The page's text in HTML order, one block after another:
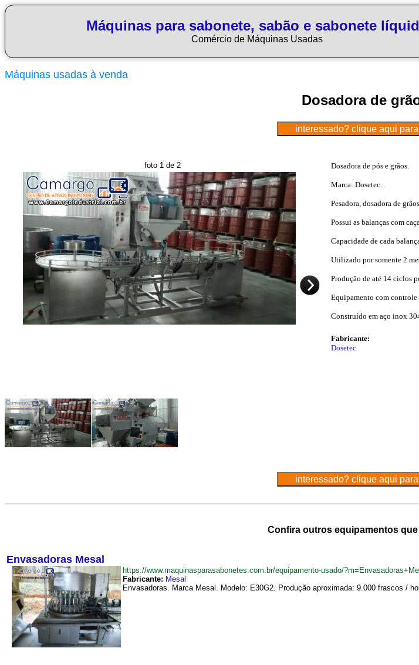
Máquinas para sabonete, sabão e sabonete
Comércio de Máquinas Usadas
Máquinas usadas à venda
Dosadora de
foto 1 de 2 Dosadora de pós e grãos.
Marca: Dosetec.
Pesadora, dosadora de
Possui as balanças com
Capacidade de cada
Utilizado por somente 2
Produção de até 14 ciclos
Equipamento com controle
Construído em aço inox
Fabricante:
Dosetec
Confira outros equipamentos
Envasadoras Mesal
https://www.maquinasparasabonetes.com.br/equipamento-usado/
Fabricante: Mesal
Envasadoras. Marca Mesal. Modelo: E30G2. Produção aproximada: 9.000 frascos /